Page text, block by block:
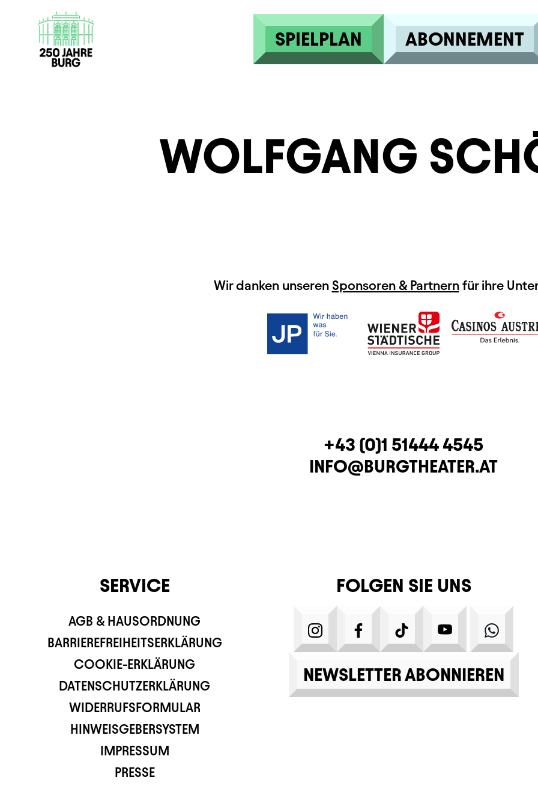
Direkt zum Inhalt
SPIELPLAN ABONNEMENT
WOLFGANG
Wir danken unseren Sponsoren & Partnernfür ihre
TELEFON
+43 (0)1 51444 4545
E-MAIL
INFO@BURGTHEATER.AT
FOLGEN SIE UNS
INSTAGRAMFACEBOOK
TIKTOK YOUTUBE
NEWSLETTER ABONNIEREN
SERVICE
AGB & HAUSORDNUNG
BARRIEREFREIHEITSERKLÄRUNG
COOKIE-ERKLÄRUNG
DATENSCHUTZERKLÄRUNG
WIDERRUFSFORMULAR
HINWEISGEBERSYSTEM
IMPRESSUM
PRESSE